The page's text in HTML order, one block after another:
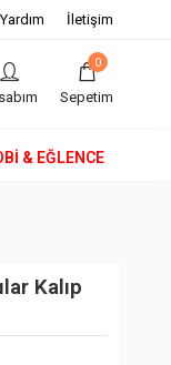
Yardım İletişim
0
Sepetim
& EĞLENCE
Kalıp